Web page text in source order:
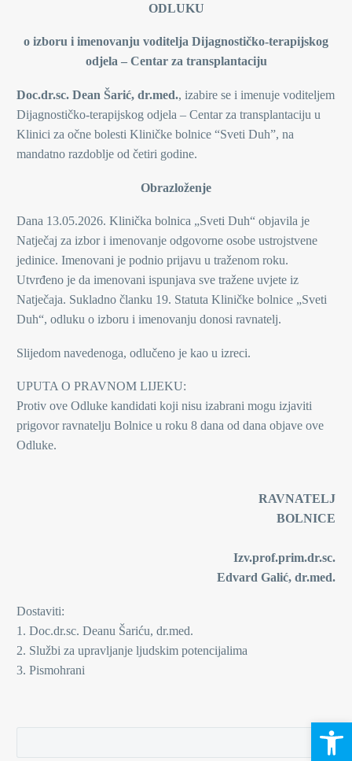
ODLUKU
o izboru i imenovanju voditelja Dijagnostičko-terapijskog
odjela – Centar za transplantaciju
Doc.dr.sc. Dean Šarić, dr.med., izabire se i imenuje voditeljem
Dijagnostičko-terapijskog odjela – Centar za transplantaciju u
Klinici za očne bolesti Kliničke bolnice “Sveti Duh”, na
mandatno razdoblje od četiri godine.
Obrazloženje
Dana 13.05.2026. Klinička bolnica „Sveti Duh“ objavila je
Natječaj za izbor i imenovanje odgovorne osobe ustrojstvene
jedinice. Imenovani je podnio prijavu u traženom roku.
Utvrđeno je da imenovani ispunjava sve tražene uvjete iz
Natječaja. Sukladno članku 19. Statuta Kliničke bolnice „Sveti
Duh“, odluku o izboru i imenovanju donosi ravnatelj.
Slijedom navedenoga, odlučeno je kao u izreci.
UPUTA O PRAVNOM LIJEKU:
Protiv ove Odluke kandidati koji nisu izabrani mogu izjaviti
prigovor ravnatelju Bolnice u roku 8 dana od dana objave ove
Odluke.
RAVNATELJ
BOLNICE
Izv.prof.prim.dr.sc.
Edvard Galić, dr.med.
Dostaviti:
1. Doc.dr.sc. Deanu Šariću, dr.med.
2. Službi za upravljanje ljudskim potencijalima
3. Pismohrani